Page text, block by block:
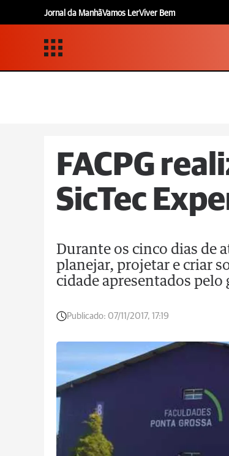
Jornal da ManhãVamos LerViver Bem
FACPG
SicTec
Durante os cinco dias de
planejar, projetar e criar
cidade apresentados
Publicado: 07/11/2017, 17:19